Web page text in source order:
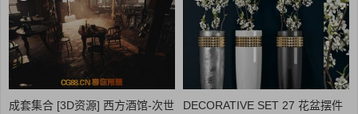
成套集合 [3D资源] 西方酒馆-次世
DECORATIVE SET 27 花盆摆件